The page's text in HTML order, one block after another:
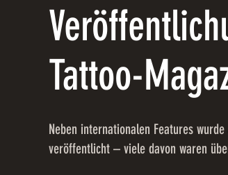
Tattoo-
Neben internationalen Features
veröffentlicht – viele davon waren